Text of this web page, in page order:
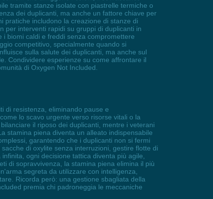
tramite stanze isolate con piastrelle termiche o
dei duplicanti, ma anche un fattore chiave per
pratiche includono la creazione di stanze di
per interventi rapidi su gruppi di duplicanti in
biomi caldi e freddi senza compromettere
competitivo, specialmente quando si
sulla salute dei duplicanti, ma anche sul
Condividere esperienze su come affrontare il
di Oxygen Not Included.
di resistenza, eliminando pause e
lo scavo urgente verso risorse vitali o la
il riposo dei duplicanti, mentre i veterani
stamina piena diventa un alleato indispensabile
garantendo che i duplicanti non si fermi
di oxylite senza interruzioni, gestire flotte di
ogni decisione tattica diventa più agile,
di sopravvivenza, la stamina piena elimina il più
segreta da utilizzare con intelligenza,
Ricorda però: una gestione sbagliata della
premia chi padroneggia le meccaniche